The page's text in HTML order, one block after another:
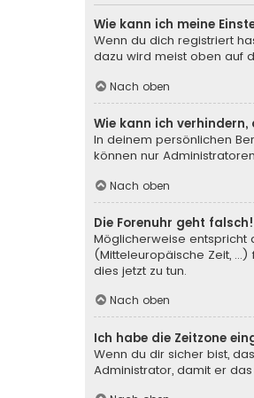
Wie kann ich meine
Wenn du dich registriert
dazu wird meist oben auf
Nach oben
Wie kann ich
In deinem persönlichen
können nur
Nach oben
Die Forenuhr geht falsch!
Möglicherweise entspricht
(Mitteleuropäische Zeit,
dies jetzt zu tun.
Nach oben
Ich habe die Zeitzone
Wenn du dir sicher bist,
Administrator, damit er